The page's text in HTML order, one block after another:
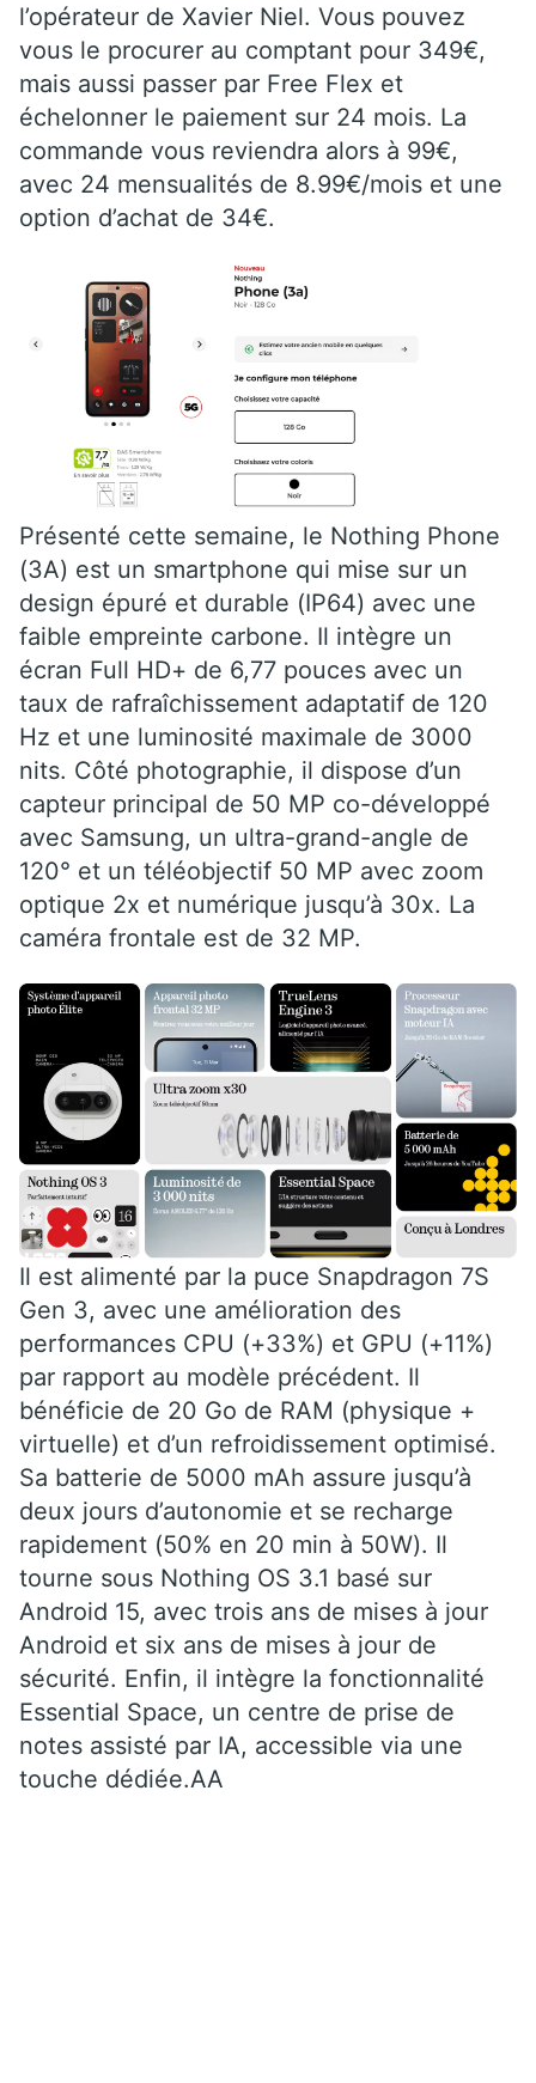
l’opérateur de Xavier Niel. Vous pouvez
vous le procurer au comptant pour 349€,
mais aussi passer par Free Flex et
échelonner le paiement sur 24 mois. La
commande vous reviendra alors à 99€,
avec 24 mensualités de 8.99€/mois et une
option d’achat de 34€.
Présenté cette semaine, le Nothing Phone
(3A) est un smartphone qui mise sur un
design épuré et durable (IP64) avec une
faible empreinte carbone. Il intègre un
écran Full HD+ de 6,77 pouces avec un
taux de rafraîchissement adaptatif de 120
Hz et une luminosité maximale de 3000
nits. Côté photographie, il dispose d’un
capteur principal de 50 MP co-développé
avec Samsung, un ultra-grand-angle de
120° et un téléobjectif 50 MP avec zoom
optique 2x et numérique jusqu’à 30x. La
caméra frontale est de 32 MP.
Il est alimenté par la puce Snapdragon 7S
Gen 3, avec une amélioration des
performances CPU (+33%) et GPU (+11%)
par rapport au modèle précédent. Il
bénéficie de 20 Go de RAM (physique +
virtuelle) et d’un refroidissement optimisé.
Sa batterie de 5000 mAh assure jusqu’à
deux jours d’autonomie et se recharge
rapidement (50% en 20 min à 50W). Il
tourne sous Nothing OS 3.1 basé sur
Android 15, avec trois ans de mises à jour
Android et six ans de mises à jour de
sécurité. Enfin, il intègre la fonctionnalité
Essential Space, un centre de prise de
notes assisté par IA, accessible via une
touche dédiée.AA